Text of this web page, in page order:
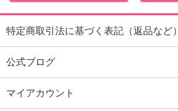
特定商取引法に基づく表記（返品など）
公式ブログ
マイアカウント